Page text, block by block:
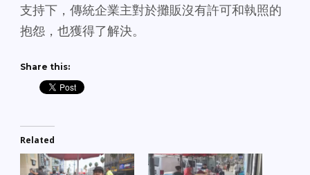
支持下，傳統企業主對於攤販沒有許可和執照的
抱怨，也獲得了解決。
Share this:
Related